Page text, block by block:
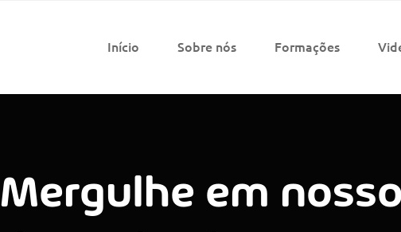
Início Sobre nós Formações
Mergulhe em